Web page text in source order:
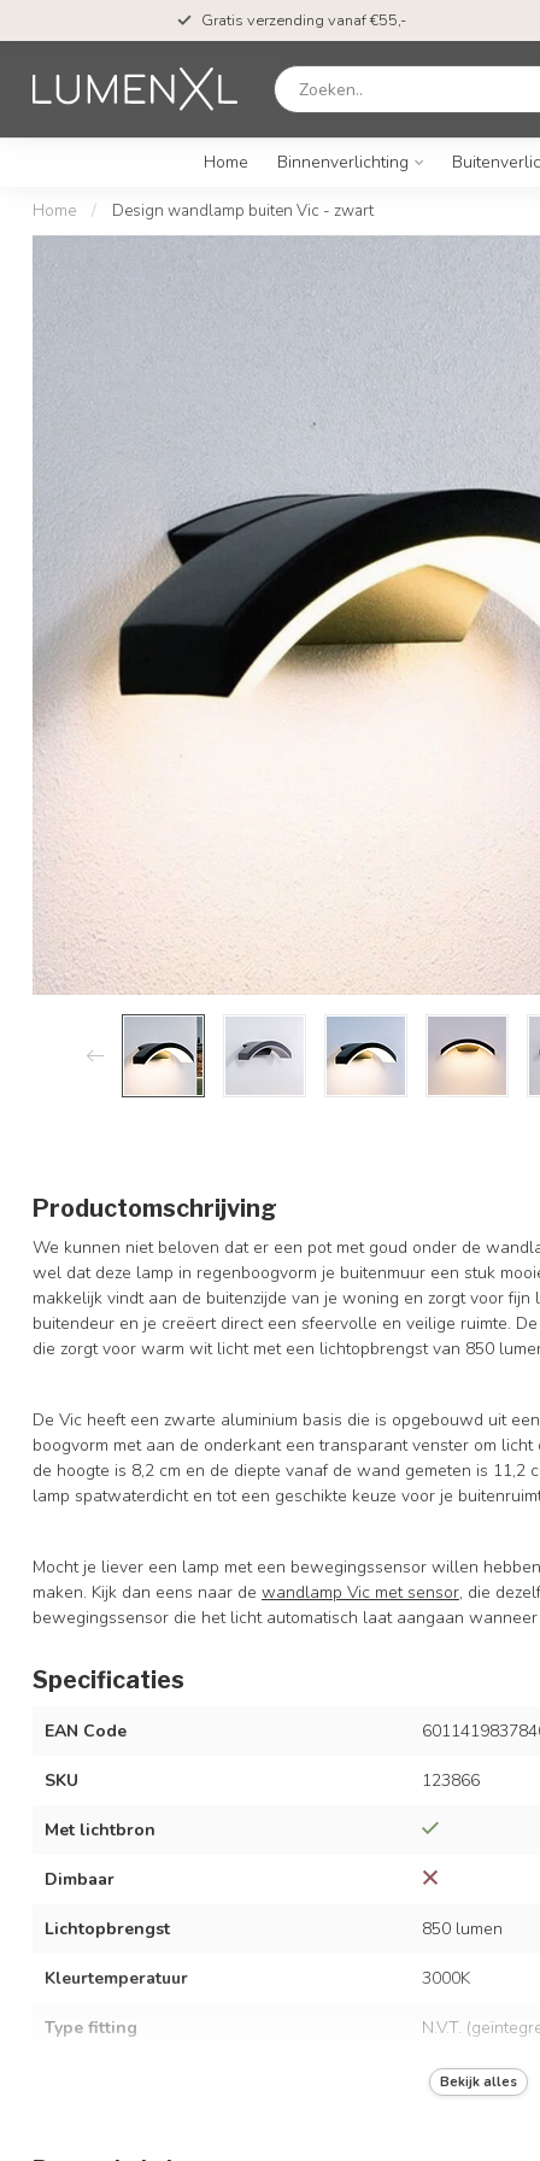
Gratis verzending vanaf €55,-
Home Binnenverlichting
Home / Design wandlamp buiten Vic - zwart
Productomschrijving
We kunnen niet beloven dat er een pot met goud onder de
wel dat deze lamp in regenboogvorm je buitenmuur een stuk
makkelijk vindt aan de buitenzijde van je woning en zorgt voor
buitendeur en je creëert direct een sfeervolle en veilige ruimte.
die zorgt voor warm wit licht met een lichtopbrengst van 850
De Vic heeft een zwarte aluminium basis die is opgebouwd uit
boogvorm met aan de onderkant een transparant venster om
de hoogte is 8,2 cm en de diepte vanaf de wand gemeten is 11,2
lamp spatwaterdicht en tot een geschikte keuze voor je
Mocht je liever een lamp met een bewegingssensor willen
maken. Kijk dan eens naar de wandlamp Vic met sensor, die
bewegingssensor die het licht automatisch laat aangaan
Specificaties
EAN Code
SKU 123866
Met lichtbron
Dimbaar
Lichtopbrengst 850 lumen
Kleurtemperatuur 3000K
Type fitting N.V.T.
8,5 watt
Bekijk alles